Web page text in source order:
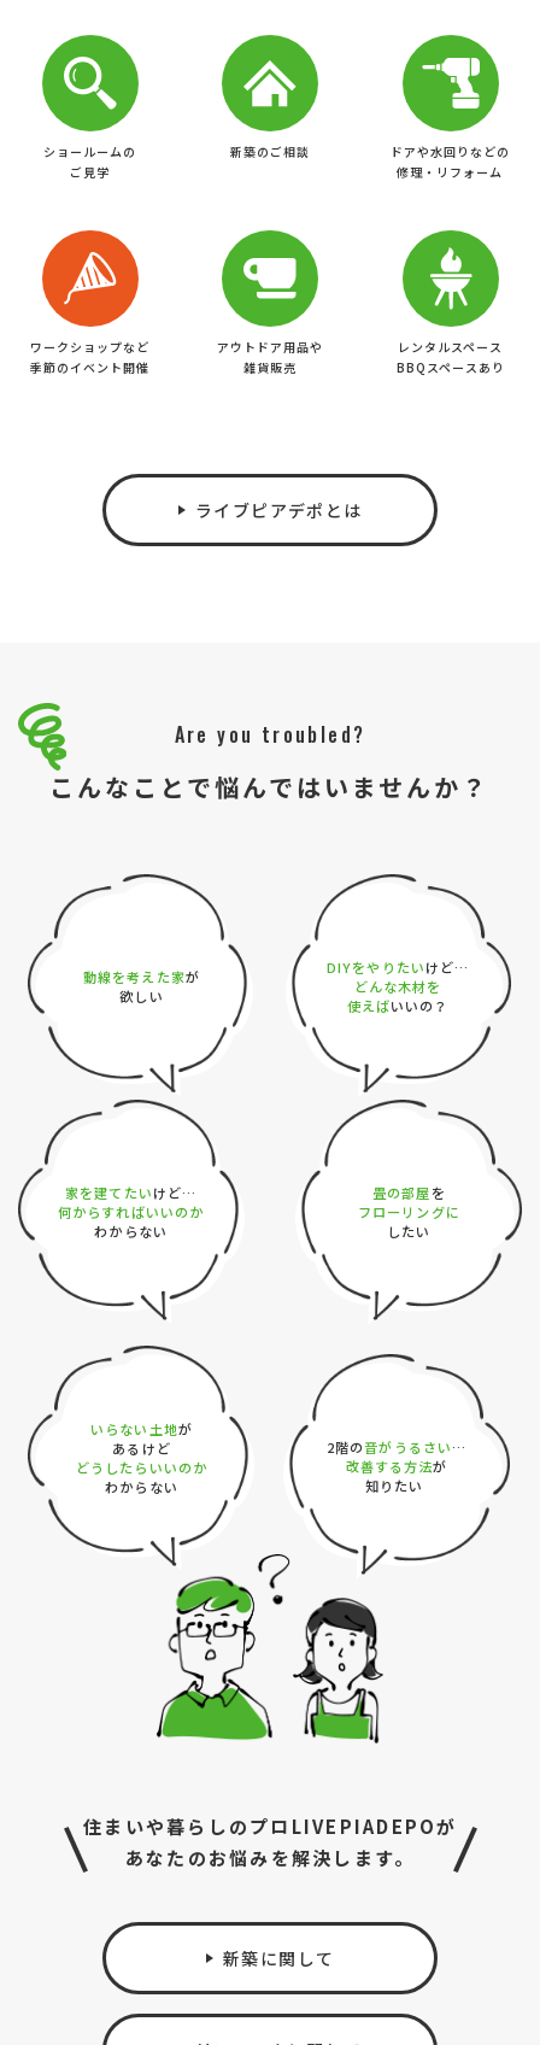
ショールームの
ご見学
新築のご相談 ドアや水回りなどの
​​​​​​​修理・リフォーム
ワークショップなど
季節のイベント開催
アウトドア用品や
雑貨販売
レンタルスペース
BBQスペースあり
ライブピアデポとは
Are you troubled?
こんなことで悩んではいませんか？
家を建てたいけど…
何からすればいいのか
わからない
動線を考えた家が
欲しい
いらない土地が
あるけど
どうしたらいいのか
わからない
DIYをやりたいけど…
どんな木材を
使えばいいの？
畳の部屋を
フローリングに
したい
2階の音がうるさい…
改善する方法が
知りたい
住まいや暮らしのプロLIVEPIADEPOが
あなたのお悩みを解決します。
新築に関して